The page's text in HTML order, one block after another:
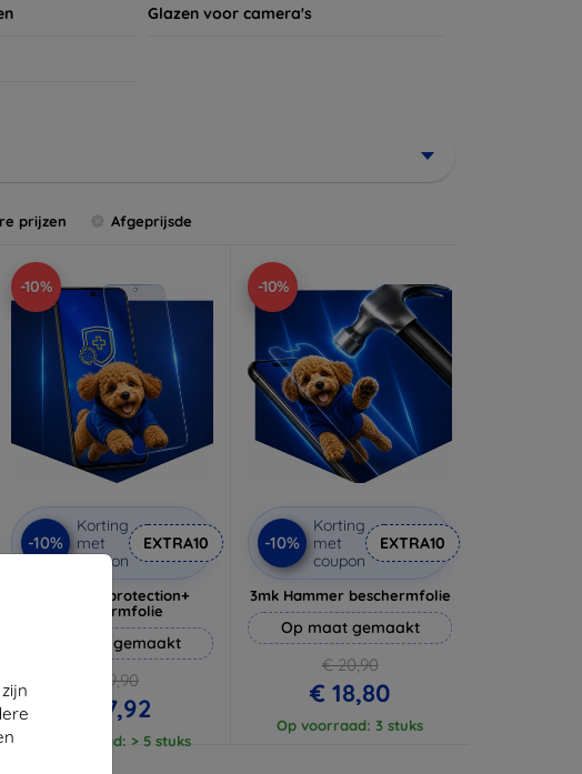
Glazen voor camera's
prijzen Afgeprijsde
-10%
-10%
Korting
met
coupon
EXTRA10
3mk Silverprotection+
beschermfolie
Op maat gemaakt
€ 19,90
€ 17,92
Op voorraad: > 5 stuks
-10%
-10%
Korting
met
coupon
EXTRA10
3mk Hammer beschermfolie
Op maat gemaakt
€ 20,90
€ 18,80
Op voorraad: 3 stuks